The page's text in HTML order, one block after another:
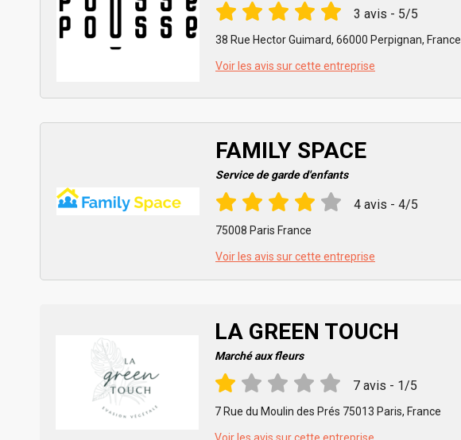
3 avis - 5/5
38 Rue Hector Guimard, 66000 Perpignan, France
Voir les avis sur cette entreprise
FAMILY SPACE
Service de garde d'enfants
4 avis - 4/5
75008 Paris France
Voir les avis sur cette entreprise
LA GREEN TOUCH
Marché aux fleurs
7 avis - 1/5
7 Rue du Moulin des Prés 75013 Paris, France